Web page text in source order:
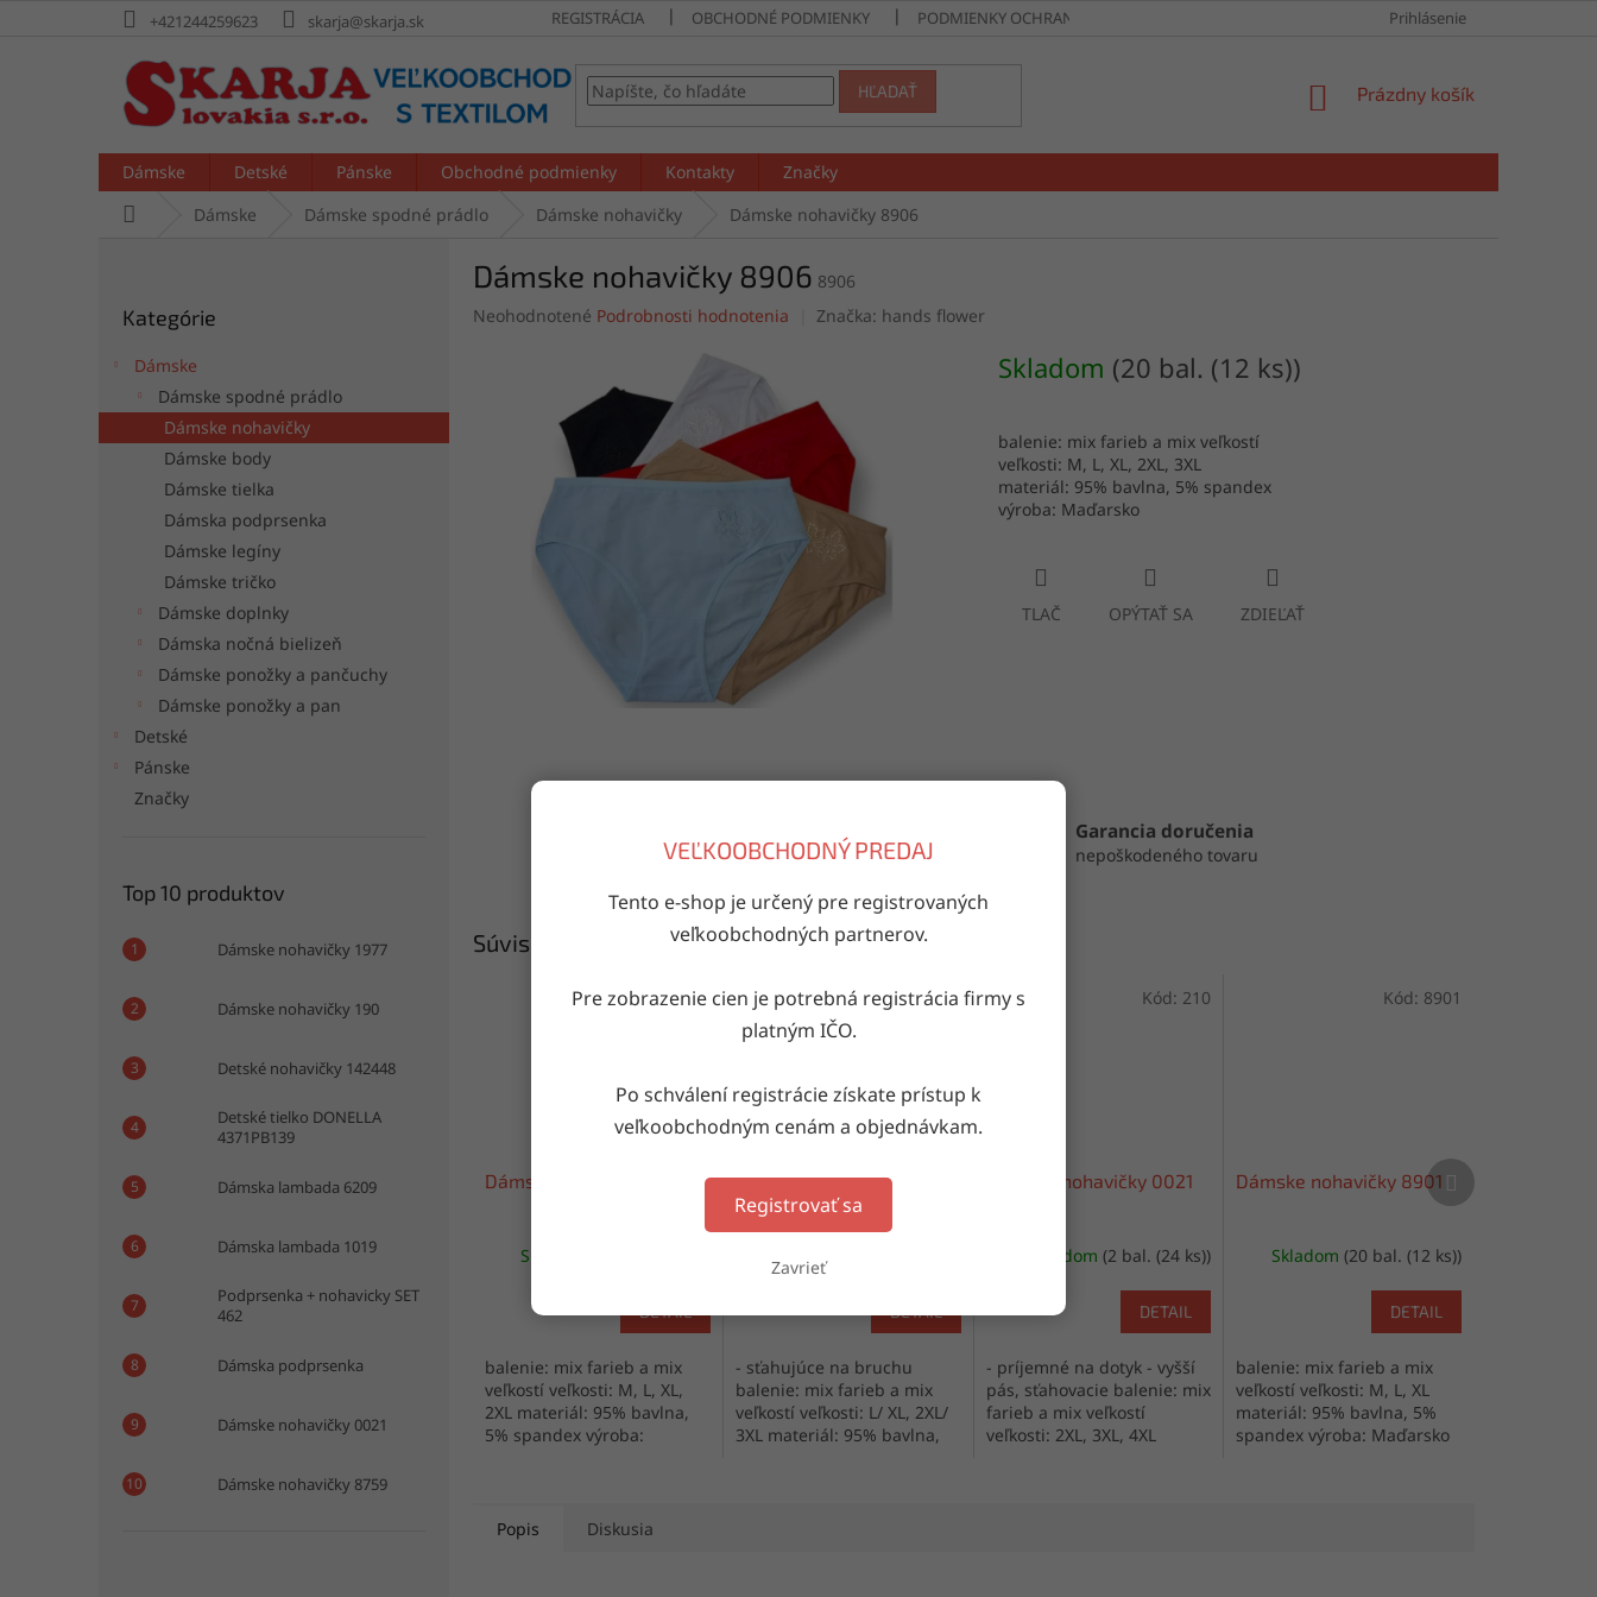
VEĽKOOBCHODNÝ PREDAJ
Tento e-shop je určený pre registrovaných
veľkoobchodných partnerov.
Pre zobrazenie cien je potrebná registrácia firmy s
platným IČO.
Po schválení registrácie získate prístup k
veľkoobchodným cenám a objednávkam.
Registrovať sa
Zavrieť
+421244259623 skarja@skarja.sk REGISTRÁCIA OBCHODNÉ PODMIENKY PODMIENKY OCHRANY OSOBNÝCH ÚDAJOV Prihlásenie
HĽADAŤ
NÁKUPNÝ
Prázdny košík
Dámske Detské Pánske Obchodné podmienky Kontakty
Značky
DomovDámske Dámske spodné prádlo Dámske nohavičky Dámske nohavičky 8906
a
kategórie
Kategórie
Dámske
Dámske spodné prádlo
Dámske nohavičky
Dámske body
Dámske tielka
Dámska podprsenka
Dámske legíny
Dámske tričko
Dámske doplnky
Dámska nočná bielizeň
Dámske ponožky a pančuchy
Dámske ponožky a pan
Detské
Pánske
Značky
Top 10 produktov
Dámske nohavičky 1977
Dámske nohavičky 190
Detské nohavičky 142448
Detské tielko DONELLA
4371PB139
Dámska lambada 6209
Dámska lambada 1019
Podprsenka + nohavicky SET
462
Dámska podprsenka
Dámske nohavičky 0021
Dámske nohavičky 8759
Dámske nohavičky 8906 8906
Priemerné
hviezdičiek.
Neohodnotené Podrobnosti hodnotenia Značka: hands flower
Skladom (20 bal. (12 ks))
balenie: mix farieb a mix veľkostí
veľkosti: M, L, XL, 2XL, 3XL
materiál: 95% bavlna, 5% spandex
výroba: Maďarsko
TLAČ OPÝTAŤ SA ZDIEĽAŤ
na akúkoľvek adresu
Garancia doručenia
nepoškodeného tovaru
Súvisiaci tovar
Dámske nohavičky 8909
Skladom
DETAIL
balenie: mix farieb a mix
veľkostí veľkosti: M, L, XL,
2XL materiál: 95% bavlna,
5% spandex výroba:
Kód:8909
Dámske nohavičky 7601
Skladom
DETAIL
- sťahujúce na bruchu
balenie: mix farieb a mix
veľkostí veľkosti: L/ XL, 2XL/
3XL materiál: 95% bavlna,
Kód:7601
Dámske nohavičky 0021
Skladom(2 bal. (24 ks))
DETAIL
- príjemné na dotyk - vyšší
pás, sťahovacie balenie: mix
farieb a mix veľkostí
veľkosti: 2XL, 3XL, 4XL
Kód: 210
Dámske nohavičky 8901
Skladom (20 bal. (12 ks))
DETAIL
balenie: mix farieb a mix
veľkostí veľkosti: M, L, XL
materiál: 95% bavlna, 5%
spandex výroba: Maďarsko
Kód: 8901
Ďalší
produkt
Popis Diskusia